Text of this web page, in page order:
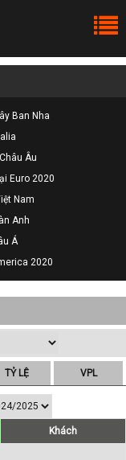
Ban Nha
Âu
Euro 2020
Nam
Anh
Á
2020
TỶ LỆ VPL
Khách